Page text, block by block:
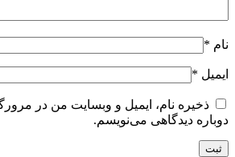
نام *
ایمیل *
ذخیره نام، ایمیل و وبسایت من در
دوباره دیدگاهی می‌نویسم.